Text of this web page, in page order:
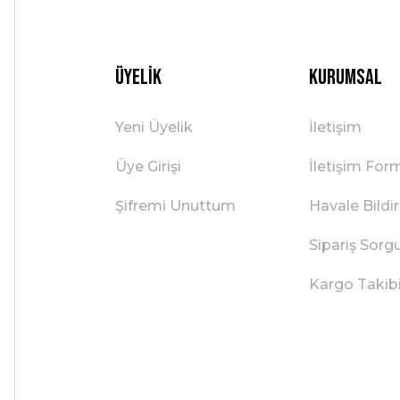
Üyelik
Yeni Üyelik
Üye Girişi
Şifremi Unuttum
Kurumsal
İletişim
İletişim
Havale
Sipariş
Kargo Takibi